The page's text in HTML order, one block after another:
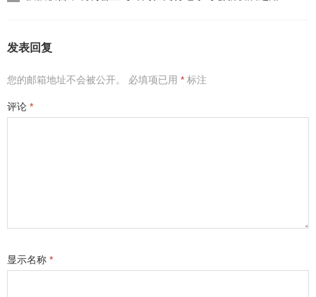
发表回复
您的邮箱地址不会被公开。 必填项已用 * 标注
评论 *
显示名称 *